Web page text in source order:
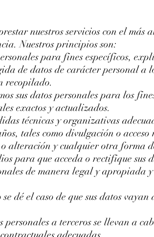
nuestros servicios con el
Nuestros principios son:
para fines específicos,
de datos de carácter personal a
recopilado.
sus datos personales para los fines
exactos y actualizados.
técnicas y organizativas
tales como divulgación o
alteración y cualquier otra forma
para que acceda o rectifique sus
de manera legal y apropiada
dé el caso de que sus datos
a terceros se llevan a